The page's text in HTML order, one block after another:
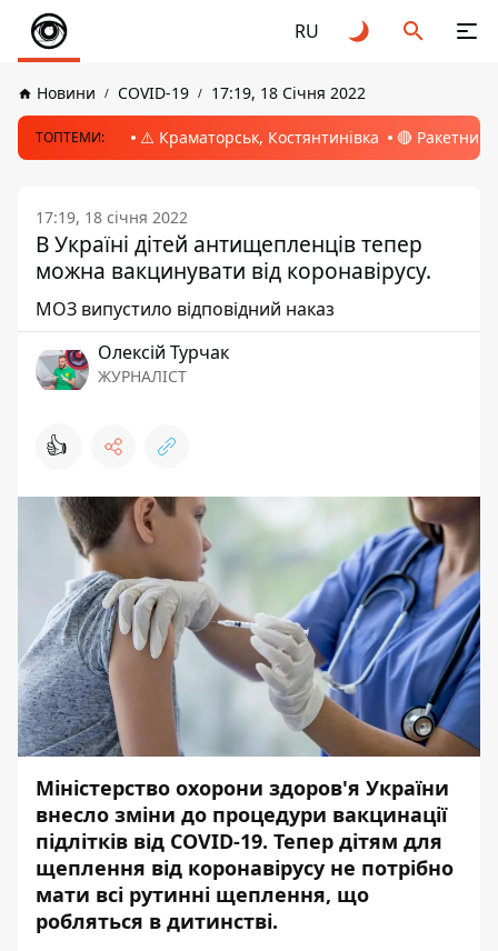
RU
Новини COVID-19 17:19, 18 Січня 2022
ТОПТЕМИ: ⚠️ Краматорськ, Костянтинівка 🔴 Ракетний
17:19, 18 січня 2022
В Україні дітей антищепленців тепер
можна вакцинувати від коронавірусу.
МОЗ випустило відповідний наказ
Олексій Турчак
ЖУРНАЛІСТ
👍
Міністерство охорони здоров'я України
внесло зміни до процедури вакцинації
підлітків від COVID-19. Тепер дітям для
щеплення від коронавірусу не потрібно
мати всі рутинні щеплення, що
робляться в дитинстві.